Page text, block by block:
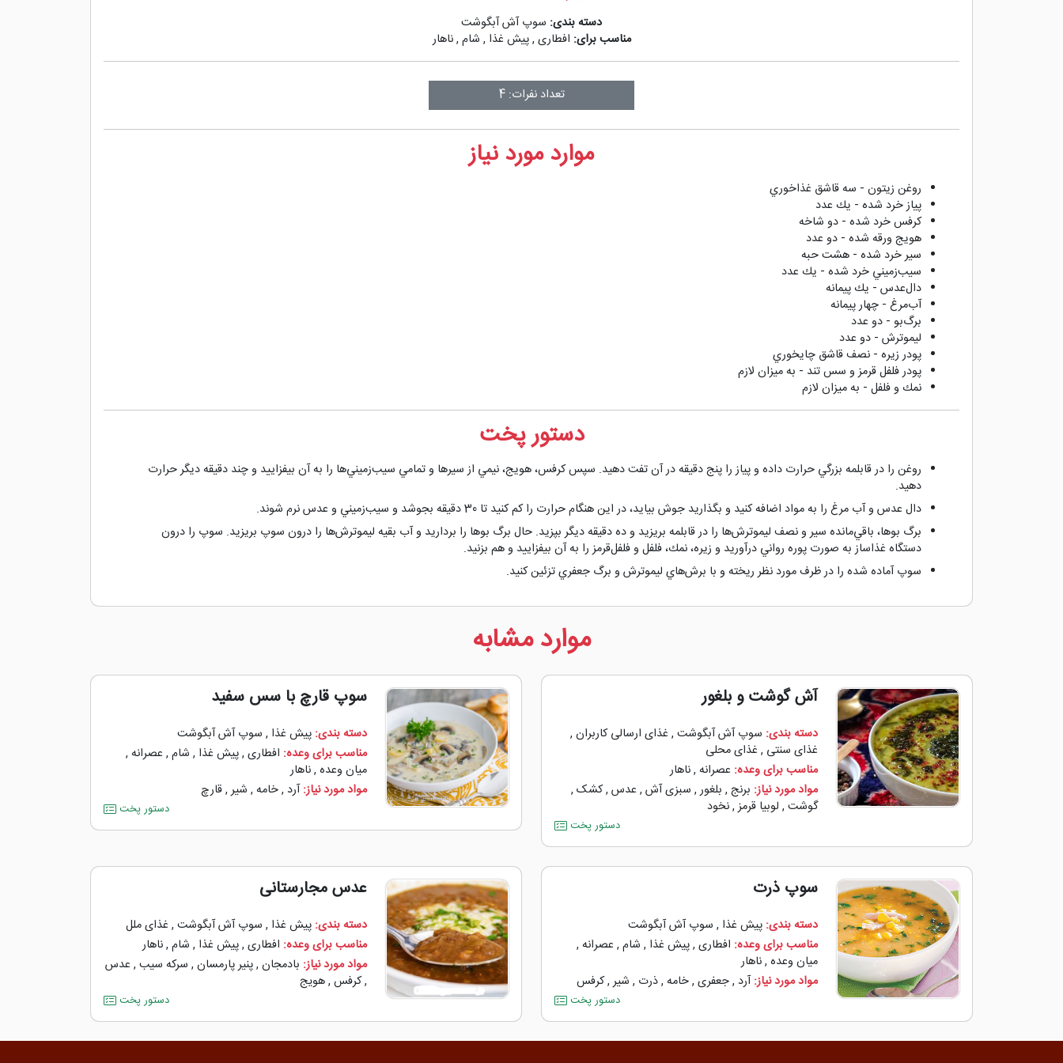
دسته بندی: سوپ آش آبگوشت
مناسب برای: افطاری ,پیش غذا , شام ,ناهار
تعداد نفرات: 4
موارد مورد نیاز
روغن زيتون - سه قاشق غذاخوري
پياز خرد شده - يك عدد
كرفس خرد شده - دو شاخه
هويج ورقه شده - دو عدد
سير خرد شده - هشت حبه
سيب‌زميني خرد شده - يك عدد
دال‌عدس - يك پيمانه
آب‌مرغ - چهار پيمانه
برگ‌بو - دو عدد
ليموترش‌ - دو عدد
پودر زيره - نصف قاشق چايخوري
پودر فلفل قرمز و سس تند - به ميزان لازم
نمك و فلفل - به ميزان لازم
دستور پخت
روغن را در قابلمه بزرگي حرارت داده و پياز را پنج دقيقه در آن تفت دهيد. سپس كرفس، هويج، نيمي از سيرها و تمامي سيب‌زميني‌ها را به آن بيفزاييد و چند دقيقه ديگر حرارت
دهيد.
دال عدس و آب مرغ را به مواد اضافه كنيد و بگذاريد جوش بيايد، در اين هنگام حرارت را كم كنيد تا 30 دقيقه بجوشد و سيب‌زميني و عدس نرم شوند.
برگ بوها، باقي‌مانده سير و نصف ليموترش‌ها را در قابلمه بريزيد و ده‌ دقيقه ديگر بپزيد. حال برگ بوها را برداريد و آب بقيه ليموترش‌ها را درون سوپ بريزيد. سوپ را درون
دستگاه غذاساز به صورت پوره رواني درآوريد و زيره، نمك، فلفل و فلفل‌قرمز را به آن بيفزاييد و هم بزنيد.
سوپ آماده شده را در ظرف مورد نظر ريخته و با برش‌هاي ليموترش و برگ جعفري تزئين كنيد.
موارد مشابه
آش گوشت و بلغور
دسته بندی: سوپ آش آبگوشت, غذای ارسالی کاربران,
غذای سنتی , غذای محلی
مناسب برای وعده: عصرانه,ناهار
مواد مورد نیاز: برنج, بلغور, سبزی آش, عدس,کشک,
گوشت, لوبیا قرمز,نخود
دستور پخت
سوپ قارچ با سس سفید
دسته بندی: پیش غذا , سوپ آش آبگوشت
مناسب برای وعده: افطاری,پیش غذا , شام, عصرانه,
میان وعده,ناهار
مواد مورد نیاز:آرد ,خامه, شیر,قارچ
دستور پخت
سوپ ذرت
دسته بندی: پیش غذا , سوپ آش آبگوشت
مناسب برای وعده: افطاری,پیش غذا , شام, عصرانه,
میان وعده,ناهار
مواد مورد نیاز:آرد ,جعفری,خامه,ذرت , شیر,کرفس
دستور پخت
عدس مجارستانی
دسته بندی: پیش غذا , سوپ آش آبگوشت, غذای ملل
مناسب برای وعده: افطاری,پیش غذا , شام,ناهار
مواد مورد نیاز: بادمجان,پنیر پارمسان, سرکه سیب, عدس
,کرفس,هویج
دستور پخت